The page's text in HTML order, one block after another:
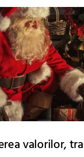
valorilor,